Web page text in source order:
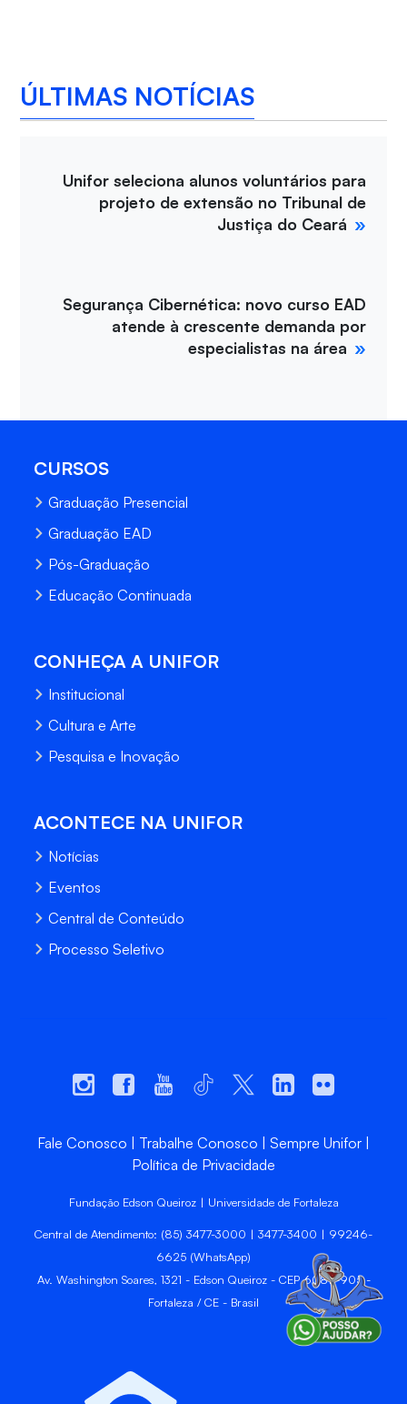
ÚLTIMAS NOTÍCIAS
Unifor seleciona alunos voluntários para
projeto de extensão no Tribunal de
Justiça do Ceará
Segurança Cibernética: novo curso EAD
atende à crescente demanda por
especialistas na área
CURSOS
Graduação Presencial
Graduação EAD
Pós-Graduação
Educação Continuada
CONHEÇA A UNIFOR
Institucional
Cultura e Arte
Pesquisa e Inovação
ACONTECE NA UNIFOR
Notícias
Eventos
Central de Conteúdo
Processo Seletivo
Fale Conosco Trabalhe Conosco
Sempre Unifor
Política de Privacidade
Fundação Edson Queiroz | Universidade de Fortaleza
Central de Atendimento: (85) 3477-3000 | 3477-3400 | 99246-
6625 (WhatsApp)
Av. Washington Soares, 1321 - Edson Queiroz - CEP 60811-905 -
Fortaleza / CE - Brasil